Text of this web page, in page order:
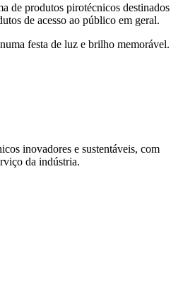
de produtos pirotécnicos destinados
de acesso ao público em geral.
festa de luz e brilho memorável.
inovadores e sustentáveis, com
da indústria.